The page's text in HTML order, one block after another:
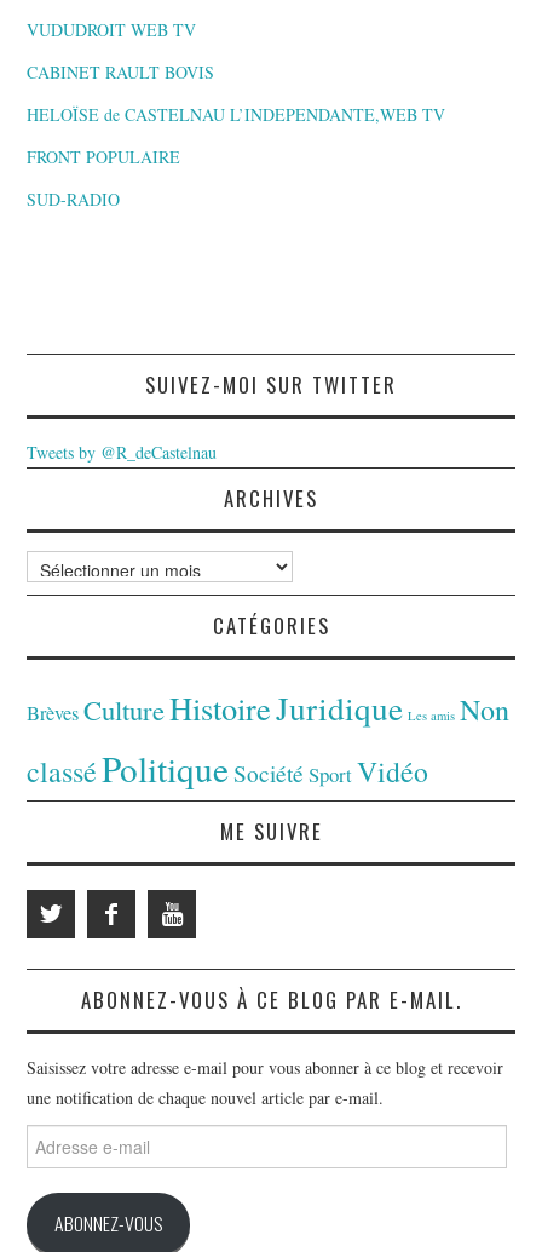
VUDUDROIT WEB TV
CABINET RAULT BOVIS
HELOÏSE de CASTELNAU L’INDEPENDANTE,WEB TV
FRONT POPULAIRE
SUD-RADIO
SUIVEZ-MOI SUR TWITTER
Tweets by @R_deCastelnau
ARCHIVES
Archives
CATÉGORIES
Brèves CultureHistoireJuridique Les amis Non
classéPolitiqueSociété SportVidéo
ME SUIVRE
ABONNEZ-VOUS À CE BLOG PAR E-MAIL.
Saisissez votre adresse e-mail pour vous abonner à ce blog et recevoir
une notification de chaque nouvel article par e-mail.
Adresse
e-
ABONNEZ-VOUS